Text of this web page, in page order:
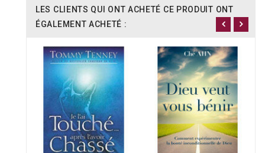
LES CLIENTS QUI ONT ACHETÉ CE PRODUIT ONT
ÉGALEMENT ACHETÉ :